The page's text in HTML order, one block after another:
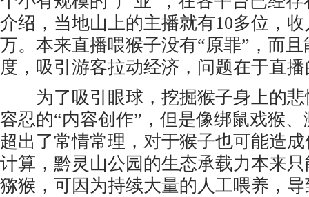
介绍，当地山上的主播就有10多位，
万。本来直播喂猴子没有“原罪”，而
度，吸引游客拉动经济，问题在于直
为了吸引眼球，挖掘猴子身上的悲
容忍的“内容创作”，但是像绑鼠戏猴
超出了常情常理，对于猴子也可能造
计算，黔灵山公园的生态承载力本来
猕猴，可因为持续大量的人工喂养，